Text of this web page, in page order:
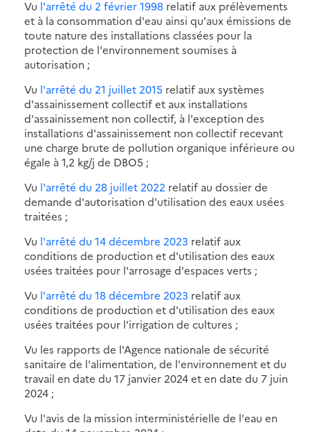
Vu l'arrêté du 2 février 1998 relatif aux prélèvements
et à la consommation d'eau ainsi qu'aux émissions de
toute nature des installations classées pour la
protection de l'environnement soumises à
autorisation ;
Vu l'arrêté du 21 juillet 2015 relatif aux systèmes
d'assainissement collectif et aux installations
d'assainissement non collectif, à l'exception des
installations d'assainissement non collectif recevant
une charge brute de pollution organique inférieure ou
égale à 1,2 kg/j de DBO5 ;
Vu l'arrêté du 28 juillet 2022 relatif au dossier de
demande d'autorisation d'utilisation des eaux usées
traitées ;
Vu l'arrêté du 14 décembre 2023 relatif aux
conditions de production et d'utilisation des eaux
usées traitées pour l'arrosage d'espaces verts ;
Vu l'arrêté du 18 décembre 2023 relatif aux
conditions de production et d'utilisation des eaux
usées traitées pour l'irrigation de cultures ;
Vu les rapports de l'Agence nationale de sécurité
sanitaire de l'alimentation, de l'environnement et du
travail en date du 17 janvier 2024 et en date du 7 juin
2024 ;
Vu l'avis de la mission interministérielle de l'eau en